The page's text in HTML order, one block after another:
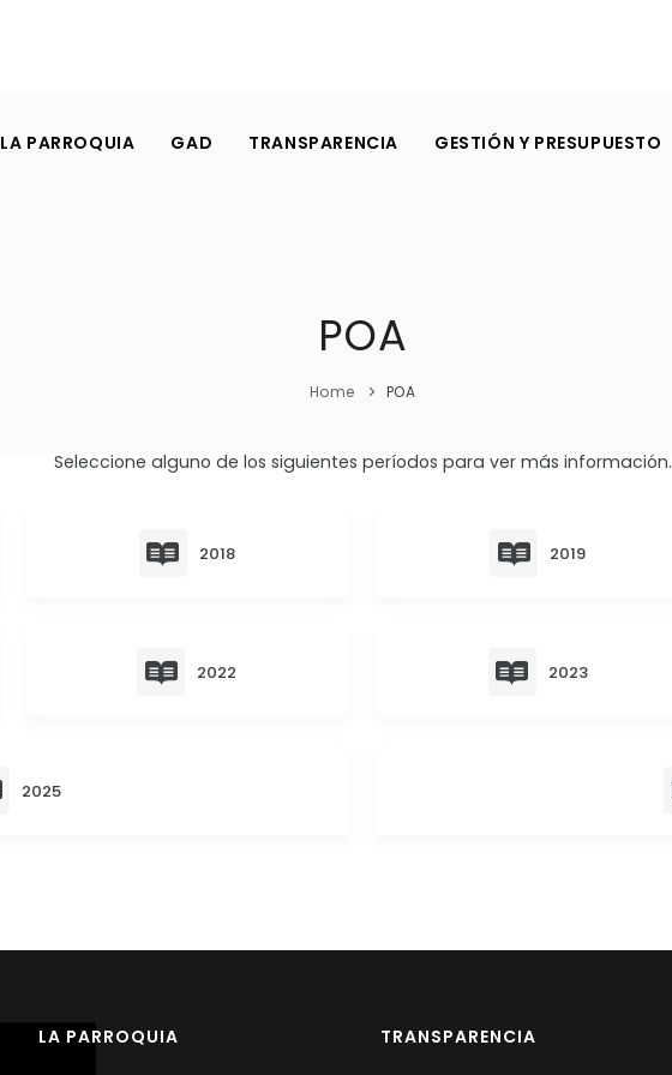
LA PARROQUIA GAD TRANSPARENCIA GESTIÓN Y PRESUPUESTO
POA
Home POA
Seleccione alguno de los siguientes períodos para ver más información.
2018 2019
2022 2023
2025
LA PARROQUIA TRANSPARENCIA